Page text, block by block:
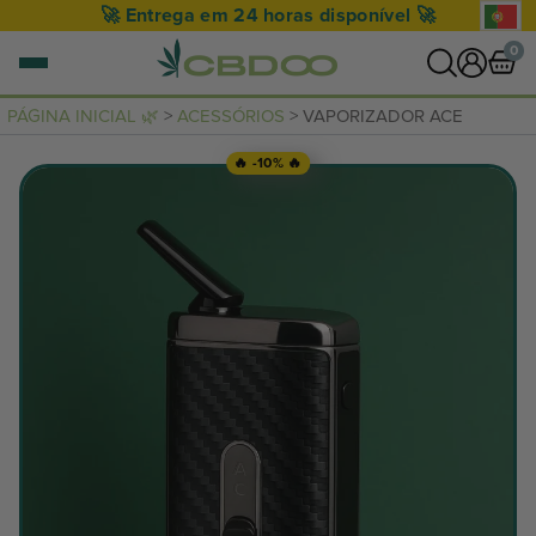
🔥 -20% com o código SUMMER20 🔥
0
0 artigo VER CARRINHO
O seu cesto está vazio.
PÁGINA INICIAL 🌿 > ACESSÓRIOS > VAPORIZADOR ACE
🔥 -10% 🔥